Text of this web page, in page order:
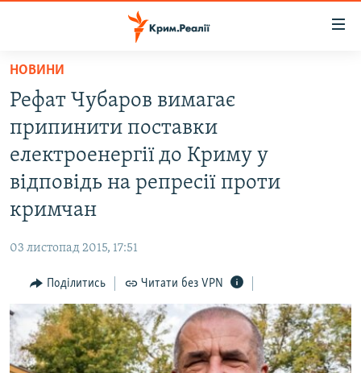
Перейти
основного
матеріалу
Перейти
до
основної
навігації
Перейти
до
НОВИНИ
ВОДА.КРИМ
ВІДЕО ТА ФОТО
ПОЛІТИКА
БЛОГИ
ВСЕ ЗА ДЕНЬ
СПЕЦПРОЕКТИ
ДЕПОРТАЦІЯ
ЯК ОБІЙТИ БЛОКУВАННЯ
НОВИНИ
Рефат Чубаров вимагає
припинити поставки
електроенергії до Криму у
відповідь на репресії проти
кримчан
03 листопад 2015, 17:51
Поділитись Читати без VPN